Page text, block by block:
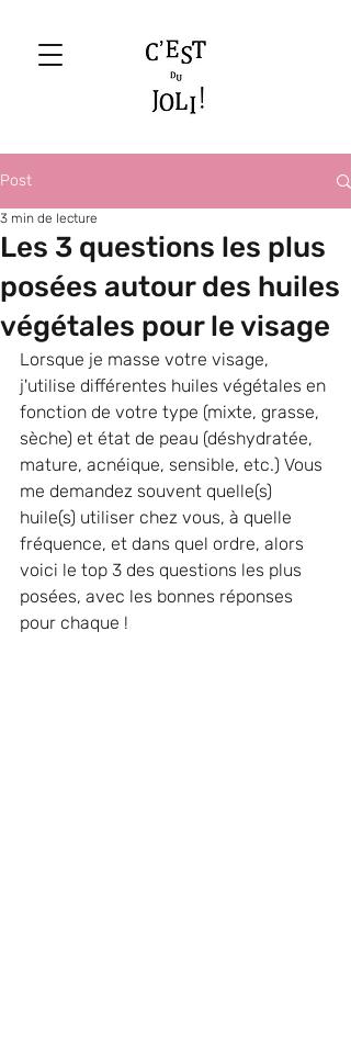
Post
Les 3 questions les plus
posées autour des huiles
végétales pour le visage
3 min de lecture
Lorsque je masse votre visage,
j'utilise différentes huiles végétales en
fonction de votre type (mixte, grasse,
sèche) et état de peau (déshydratée,
mature, acnéique, sensible, etc.) Vous
me demandez souvent quelle(s)
huile(s) utiliser chez vous, à quelle
fréquence, et dans quel ordre, alors
voici le top 3 des questions les plus
posées, avec les bonnes réponses
pour chaque !